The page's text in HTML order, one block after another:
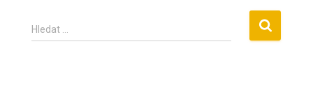
V
y
Hledat …